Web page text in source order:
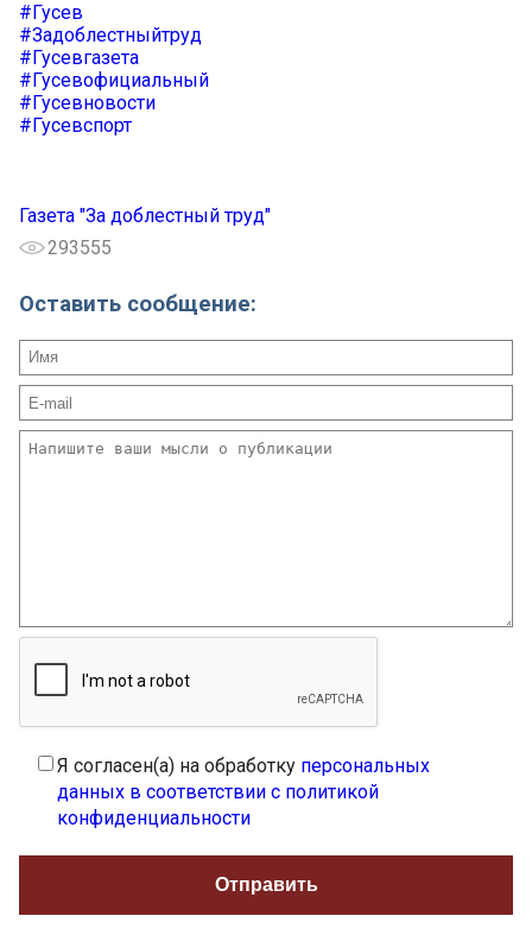
#Гусев
#Задоблестныйтруд
#Гусевгазета
#Гусевофициальный
#Гусевновости
#Гусевспорт
Газета "За доблестный труд"
293555
Оставить сообщение:
Я согласен(а) на обработку персональных
данных в соответствии с политикой
конфиденциальности